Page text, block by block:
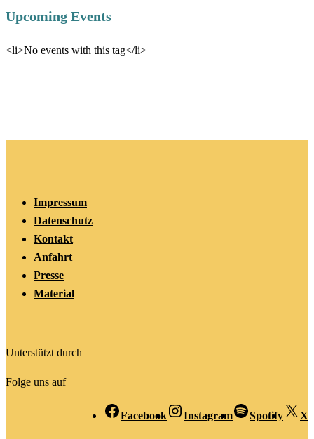
Upcoming Events
<li>No events with this tag</li>
Impressum
Datenschutz
Kontakt
Anfahrt
Presse
Material
Unterstützt durch
Folge uns auf
Facebook Instagram Spotify X